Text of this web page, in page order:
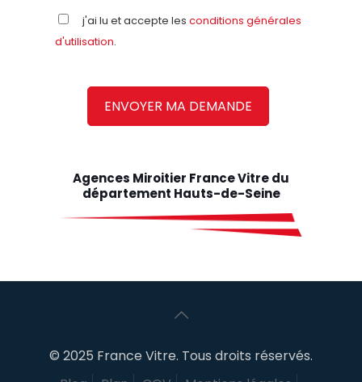
j'ai lu et accepte les conditions générales
d'utilisation.
Agences Miroitier France Vitre du
département Hauts-de-Seine
© 2025 France Vitre. Tous droits réservés.